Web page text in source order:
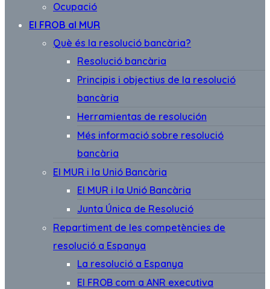
Ocupació
El FROB al MUR
Què és la resolució bancària?
Resolució bancària
Principis i objectius de la resolució
bancària
Herramientas de resolución
Més informació sobre resolució
bancària
El MUR i la Unió Bancària
El MUR i la Unió Bancària
Junta Única de Resolució
Repartiment de les competències de
resolució a Espanya
La resolució a Espanya
El FROB com a ANR executiva